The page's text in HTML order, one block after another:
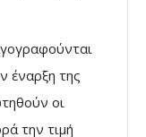
έναρξη της
οι
την τιμή